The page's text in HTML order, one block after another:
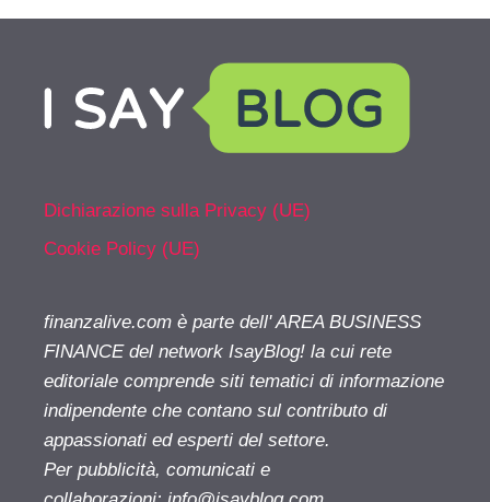
Dichiarazione sulla Privacy (UE)
Cookie Policy (UE)
finanzalive.com è parte dell' AREA BUSINESS
FINANCE del network IsayBlog! la cui rete
editoriale comprende siti tematici di informazione
indipendente che contano sul contributo di
appassionati ed esperti del settore.
Per pubblicità, comunicati e